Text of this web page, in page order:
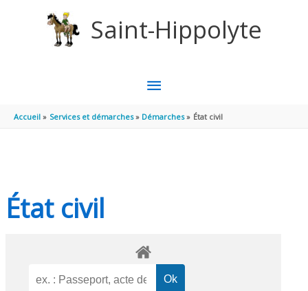
Saint-Hippolyte
MENU
PRINCIPAL
Accueil Services et démarches Démarches État civil
État civil